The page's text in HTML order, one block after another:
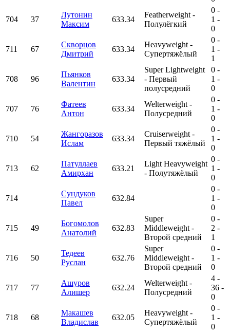
704 37
Лутонин
Максим
633.34
Featherweight -
Полулёгкий
0 -
1 -
0
711 67
Скворцов
Дмитрий
633.34
Heavyweight -
Супертяжёлый
0 -
1 -
1
708 96
Пьянков
Валентин
633.34
Super Lightweight
- Первый
полусредний
0 -
1 -
0
707 76
Фатеев
Антон
633.34
Welterweight -
Полусредний
0 -
1 -
0
710 54
Жангоразов
Ислам
633.34
Cruiserweight -
Первый тяжёлый
0 -
1 -
0
713 62
Патуллаев
Амирхан
633.21
Light Heavyweight
- Полутяжёлый
0 -
1 -
0
714
Сундуков
Павел
632.84
0 -
1 -
0
715 49
Богомолов
Анатолий
632.83
Super
Middleweight -
Второй средний
0 -
2 -
1
716 50
Тедеев
Руслан
632.76
Super
Middleweight -
Второй средний
0 -
1 -
0
717 77
Ашуров
Алишер
632.24
Welterweight -
Полусредний
4 -
36 -
0
718 68
Макашев
Владислав
632.05
Heavyweight -
Супертяжёлый
0 -
1 -
0